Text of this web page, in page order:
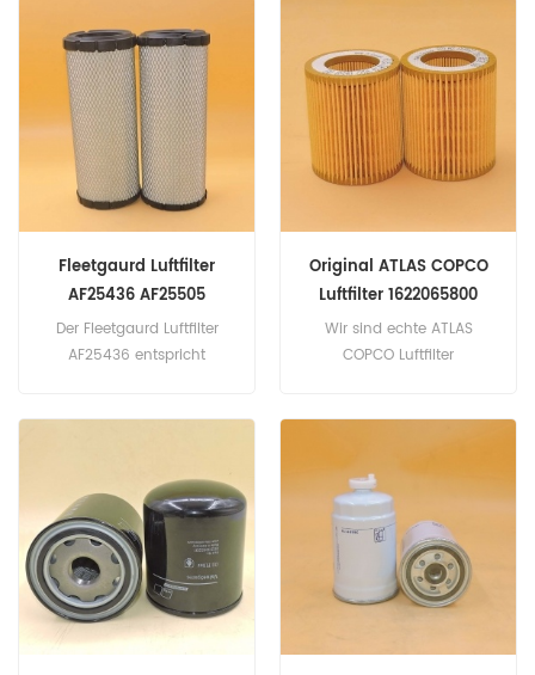
Holland 86982525,
Donaldson P829333 ...
Teilenummer: AF25485
Teilname: Luftfilter Marke:
Fleetgaurd
Fleetgaurd Luftfilter
AF25436 AF25505
AF25553
Der Fleetgaurd Luftfilter
AF25436 entspricht
Teilname: Luftfilter Marke:
Fleetgaurd
Original ATLAS COPCO
Luftfilter 1622065800
Wir sind echte ATLAS
COPCO Luftfilter